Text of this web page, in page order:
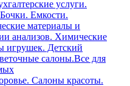
услуги.
Бочки. Емкости.
материалы и
анализов. Химические
игрушек. Детский
салоны.Все для
Салоны красоты.